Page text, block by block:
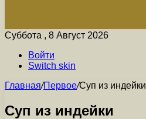
Суббота , 8 Август 2026
Войти
Switch skin
Главная/Первое/Суп из индейки
Суп из индейки